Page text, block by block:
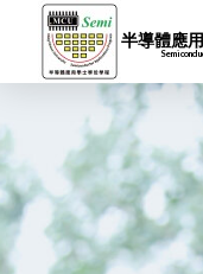
半導體應